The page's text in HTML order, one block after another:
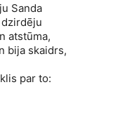
Sanda
atstūma,
bija skaidrs,
par to: